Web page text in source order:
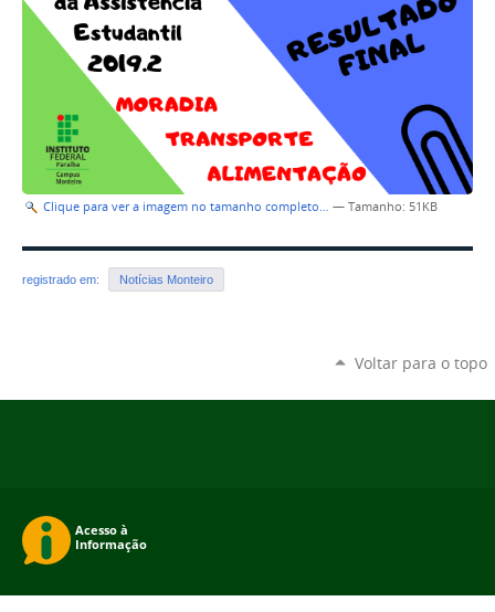
Clique para ver a imagem no tamanho completo… — Tamanho: 51KB
registrado em: Notícias Monteiro
Voltar para o topo